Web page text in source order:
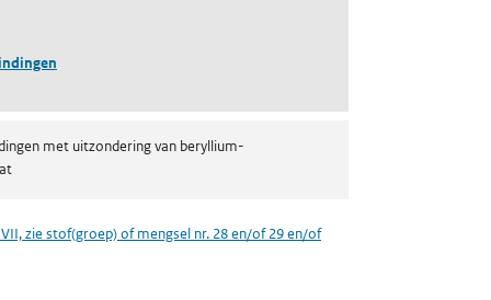
met uitzondering van beryllium-
zie stof(groep) of mengsel nr. 28 en/of 29 en/of